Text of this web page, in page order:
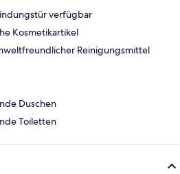
verfügbar
Kosmetikartikel
Reinigungsmittel
Duschen
Toiletten